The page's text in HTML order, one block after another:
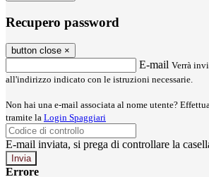
Recupero password
button close ×
E-mail Verrà
all'indirizzo indicato con le istruzioni necessarie.
Non hai una e-mail associata al nome utente?
tramite la Login Spaggiari
E-mail inviata, si prega di controllare la
Errore